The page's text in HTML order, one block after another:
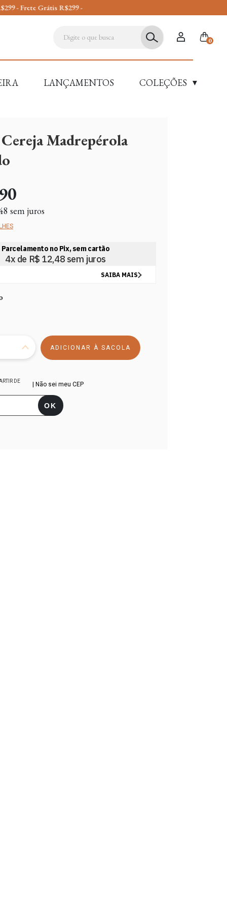
0
LANÇAMENTOS COLEÇÕES ▼
Madrepérola
sem juros
DE | Não sei meu CEP
OK